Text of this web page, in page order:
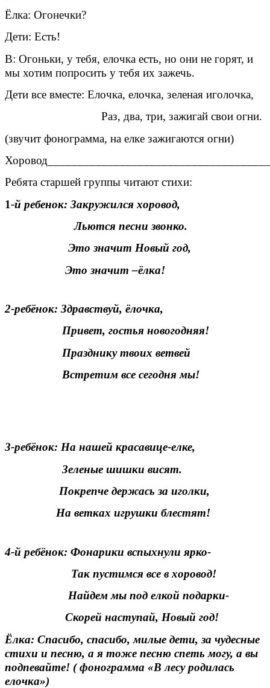
Ёлка: Огонечки?
Дети: Есть!
В: Огоньки, у тебя, елочка есть, но они не горят, и
мы хотим попросить у тебя их зажечь.
Дети все вместе: Елочка, елочка, зеленая иголочка,
Раз, два, три, зажигай свои огни.
(звучит фонограмма, на елке зажигаются огни)
Ребята старшей группы читают стихи:
1-й ребенок: Закружился хоровод,
Льются песни звонко.
Это значит Новый год,
Это значит –ёлка!
2-ребёнок: Здравствуй, ёлочка,
Привет, гостья новогодняя!
Празднику твоих ветвей
Встретим все сегодня мы!
3-ребёнок: На нашей красавице-елке,
Зеленые шишки висят.
Покрепче держась за иголки,
На ветках игрушки блестят!
4-й ребёнок: Фонарики вспыхнули ярко-
Так пустимся все в хоровод!
Найдем мы под елкой подарки-
Скорей наступай, Новый год!
Ёлка: Спасибо, спасибо, милые дети, за чудесные
стихи и песню, а я тоже песню спеть могу, а вы
подпевайте! ( фонограмма «В лесу родилась
елочка»)